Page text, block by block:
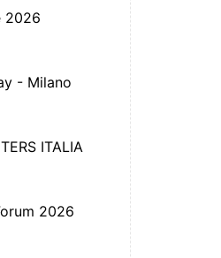
2026
- Milano
ITALIA
2026